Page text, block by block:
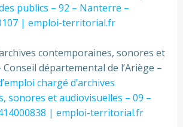
publics – 92 – Nanterre –
| emploi-territorial.fr
contemporaines, sonores et
départemental de l’Ariège –
chargé d’archives
sonores et audiovisuelles – 09 –
| emploi-territorial.fr